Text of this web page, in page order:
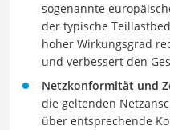
sogenannte
der typische
hoher Wirkungsgrad
und verbessert den
Netzkonformität und
die geltenden
über entsprechende